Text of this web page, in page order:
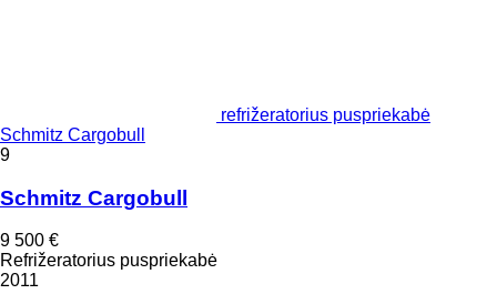
refrižeratorius puspriekabė
Schmitz Cargobull
9
Schmitz Cargobull
9 500 €
Refrižeratorius puspriekabė
2011